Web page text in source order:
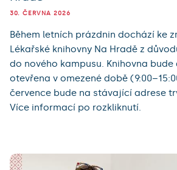
30. ČERVNA 2026
Během letních prázdnin dochází ke
Lékařské knihovny Na Hradě z
do nového kampusu. Knihovna bude
otevřena v omezené době
července bude na stávající adrese
Více informací po rozkliknutí.